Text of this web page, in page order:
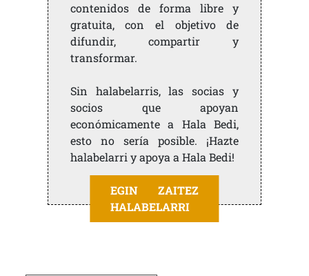
contenidos de forma libre y
gratuita, con el objetivo de
difundir, compartir y
transformar.
Sin halabelarris, las socias y
socios que apoyan
económicamente a Hala Bedi,
esto no sería posible. ¡Hazte
halabelarri y apoya a Hala Bedi!
EGIN ZAITEZ
HALABELARRI